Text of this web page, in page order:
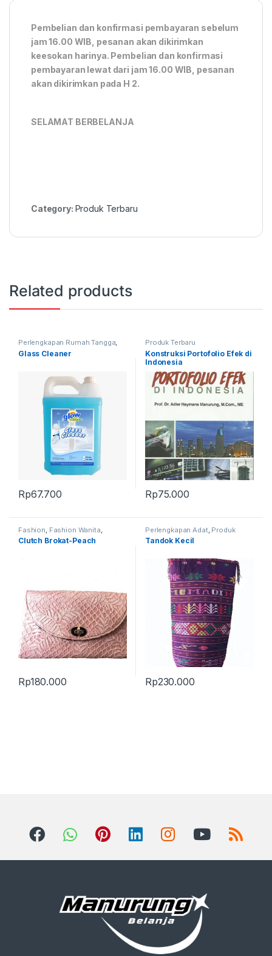
Pembelian dan konfirmasi pembayaran sebelum
jam 16.00 WIB, pesanan akan dikirimkan
keesokan harinya. Pembelian dan konfirmasi
pembayaran lewat dari jam 16.00 WIB, pesanan
akan dikirimkan pada H 2.
SELAMAT BERBELANJA
Category: Produk Terbaru
Related products
Perlengkapan Rumah Tangga
Produk Terbaru
Glass Cleaner
Rp67.700
Produk Terbaru
Konstruksi Portofolio Efek di
Indonesia
Rp75.000
Fashion Fashion Wanita
Produk Terbaru Tas
Clutch Brokat-Peach
Rp180.000
Perlengkapan Adat, Produk
Terbaru, Tandok
Tandok Kecil
Rp230.000